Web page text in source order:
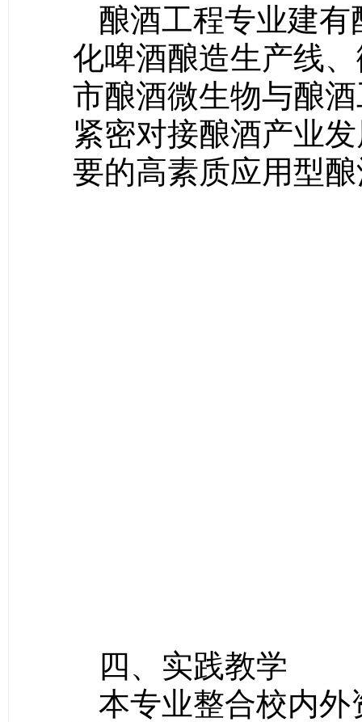
酿酒工程专业建
化啤酒酿造生产线
市酿酒微生物与酿
紧密对接酿酒产业
要的高素质应用型
四、实践教学
本专业整合校内